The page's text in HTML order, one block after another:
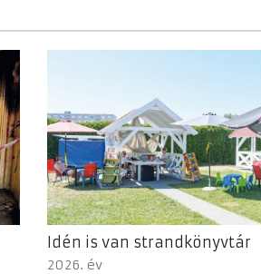
Idén is van strandkönyvtár
2026. év